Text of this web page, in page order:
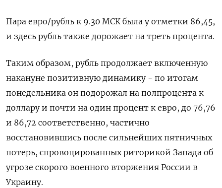
Пара евро/рубль к 9.30 МСК была у отметки 86,45,
и здесь рубль также дорожает на треть процента.
Таким образом, рубль продолжает включенную
накануне позитивную динамику - по итогам
понедельника он подорожал на полпроцента к
доллару и почти на один процент к евро, до 76,76
и 86,72 соответственно, частично
восстановившись после сильнейших пятничных
потерь, спровоцированных риторикой Запада об
угрозе скорого военного вторжения России в
Украину.